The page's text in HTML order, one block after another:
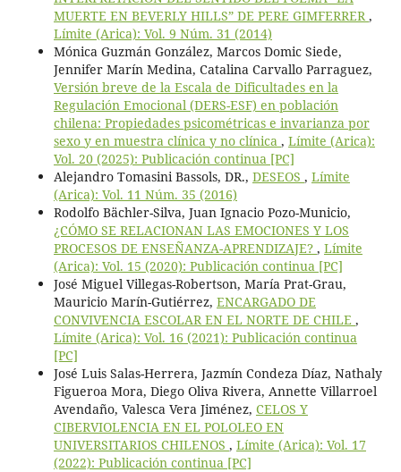
MUERTE EN BEVERLY HILLS” DE PERE GIMFERRER,
Límite (Arica): Vol. 9 Núm. 31 (2014)
Mónica Guzmán González, Marcos Domic Siede,
Jennifer Marín Medina, Catalina Carvallo Parraguez,
Versión breve de la Escala de Dificultades en la
Regulación Emocional (DERS-ESF) en población
chilena: Propiedades psicométricas e invarianza por
sexo y en muestra clínica y no clínica , Límite (Arica):
Vol. 20 (2025): Publicación continua [PC]
Alejandro Tomasini Bassols, DR., DESEOS , Límite
(Arica): Vol. 11 Núm. 35 (2016)
Rodolfo Bächler-Silva, Juan Ignacio Pozo-Municio,
¿CÓMO SE RELACIONAN LAS EMOCIONES Y LOS
PROCESOS DE ENSEÑANZA-APRENDIZAJE? , Límite
(Arica): Vol. 15 (2020): Publicación continua [PC]
José Miguel Villegas-Robertson, María Prat-Grau,
Mauricio Marín-Gutiérrez, ENCARGADO DE
CONVIVENCIA ESCOLAR EN EL NORTE DE CHILE ,
Límite (Arica): Vol. 16 (2021): Publicación continua
[PC]
José Luis Salas-Herrera, Jazmín Condeza Díaz, Nathaly
Figueroa Mora, Diego Oliva Rivera, Annette Villarroel
Avendaño, Valesca Vera Jiménez, CELOS Y
CIBERVIOLENCIA EN EL POLOLEO EN
UNIVERSITARIOS CHILENOS , Límite (Arica): Vol. 17
(2022): Publicación continua [PC]